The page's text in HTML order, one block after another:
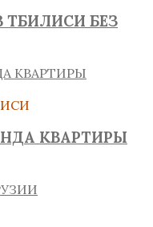
ТБИЛИСИ БЕЗ
КВАРТИРЫ